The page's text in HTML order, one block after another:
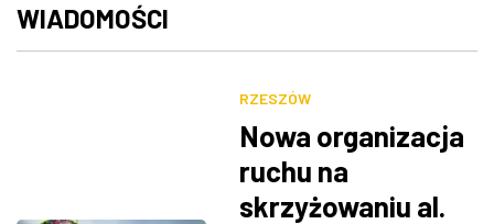
IMPREZY
WIADOMOŚCI
RZESZÓW
Nowa organizacja
ruchu na
skrzyżowaniu al.